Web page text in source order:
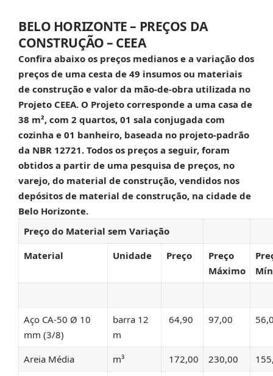
BELO HORIZONTE – PREÇOS DA
CONSTRUÇÃO – CEEA
Confira abaixo os preços medianos e a variação dos
preços de uma cesta de 49 insumos ou materiais
de construção e valor da mão-de-obra utilizada no
Projeto CEEA. O Projeto corresponde a uma casa de
38 m², com 2 quartos, 01 sala conjugada com
cozinha e 01 banheiro, baseada no projeto-padrão
da NBR 12721. Todos os preços a seguir, foram
obtidos a partir de uma pesquisa de preços, no
varejo, do material de construção, vendidos nos
depósitos de material de construção, na cidade de
Belo Horizonte.
Preço do Material sem Variação
Material
Unidade Preço
Preço
Máximo
Aço CA-50 Ø 10
mm (3/8)
barra 12
m
64,90 97,00
Areia Média m³ 172,00 230,00